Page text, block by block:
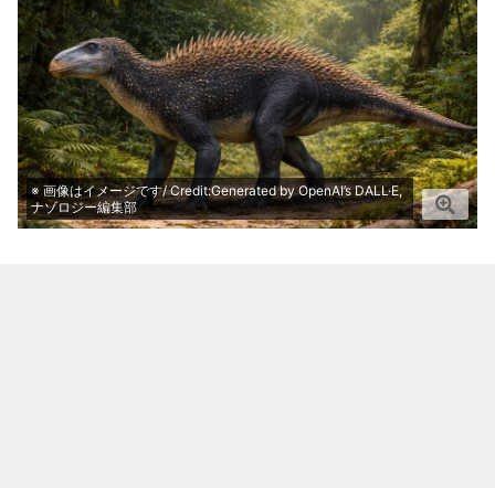
※ 画像はイメージです/ Credit:Generated by OpenAI’s DALL·E,
ナゾロジー編集部